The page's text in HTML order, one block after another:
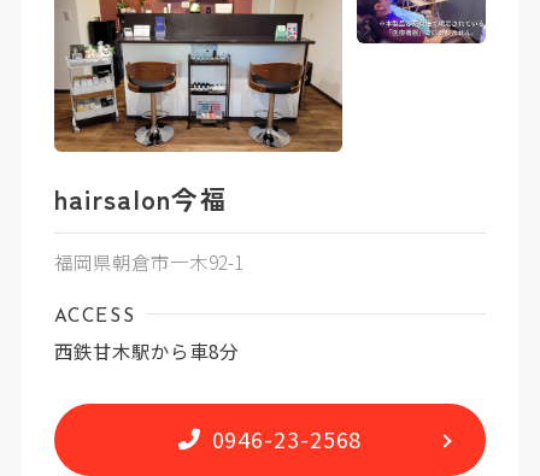
hairsalon今福
福岡県朝倉市一木92-1
ACCESS
西鉄甘木駅から車8分
0946-23-2568